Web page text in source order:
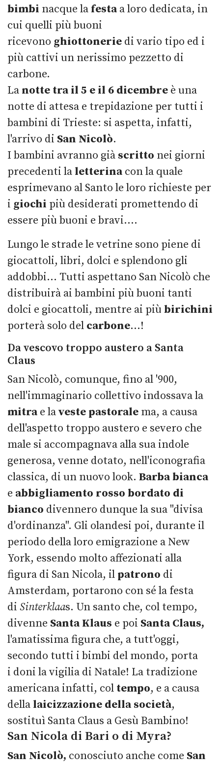
bimbi nacque la festaa loro dedicata, in
cui quelli più buoni
ricevono ghiottonerie di vario tipo ed i
più cattivi un nerissimo pezzetto di
carbone.
La notte tra il 5 e il 6 dicembre è una
notte di attesa e trepidazione per tutti i
bambini di Trieste: si aspetta, infatti,
l'arrivo di San Nicolò.
I bambini avranno già scritto nei giorni
precedenti la letterinacon la quale
esprimevano al Santo le loro richieste per
i giochi più desiderati promettendo di
essere più buoni e bravi....
Lungo le strade le vetrine sono piene di
giocattoli, libri, dolci e splendono gli
addobbi... Tutti aspettano San Nicolò che
distribuirà ai bambini più buoni tanti
dolci e giocattoli, mentre ai più birichini
porterà solo del carbone...!
Da vescovo troppo austero a Santa
Claus
San Nicolò, comunque, fino al '900,
nell'immaginario collettivo indossava la
mitrae laveste pastorale ma, a causa
dell'aspetto troppo austero e severo che
male si accompagnava alla sua indole
generosa, venne dotato, nell'iconografia
classica, di un nuovo look. Barba bianca
e abbigliamento rosso bordato di
bianco divennero dunque la sua "divisa
d'ordinanza". Gli olandesi poi, durante il
periodo della loro emigrazione a New
York, essendo molto affezionati alla
figura di San Nicola, il patrono di
Amsterdam, portarono con sé la festa
di Sinterklaas. Un santo che, col tempo,
divenne Santa Klaus e poi Santa Claus,
l'amatissima figura che, a tutt'oggi,
secondo tutti i bimbi del mondo, porta
i doni la vigilia di Natale! La tradizione
americana infatti, col tempo, e a causa
della laicizzazione della società,
sostituì Santa Claus a Gesù Bambino!
San Nicola di Bari o di Myra?
San Nicolò, conosciuto anche come San